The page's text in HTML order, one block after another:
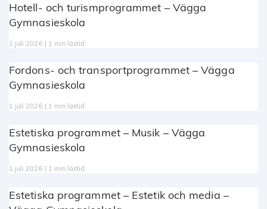
Hotell- och turismprogrammet – Vägga
Gymnasieskola
1 juli 2026 | 1 min lästid
Fordons- och transportprogrammet – Vägga
Gymnasieskola
1 juli 2026 | 1 min lästid
Estetiska programmet – Musik – Vägga
Gymnasieskola
1 juli 2026 | 1 min lästid
Estetiska programmet – Estetik och media –